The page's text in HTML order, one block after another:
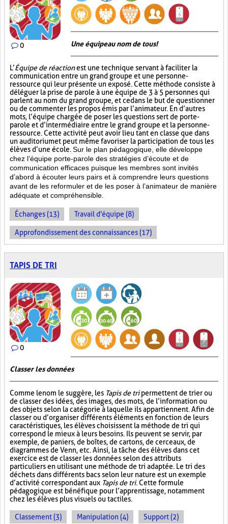
0 Une équipe au nom de tous!
L’Équipe de réactionest une technique servant à faciliter la
communication entre un grand groupe et une personne-
ressource qui leur présente un exposé. Cette méthode consiste à
déléguer la prise de parole à une équipe de 3 à 5 personnes qui
parlent au nom du grand groupe, et ce dans le but de questionner
ou de commenter les propos émis par l’animateur. En d’autres
mots, l’équipe chargée de poser les questions sert de porte-
parole et d’intermédiaire entre le grand groupe et la personne-
ressource. Cette activité peut avoir lieu tant en classe que dans
un auditorium et peut même favoriser la participation de tous les
élèves d’une école. Sur le plan pédagogique, elle développe
chez l’équipe porte-parole des stratégies d’écoute et de
communication efficaces puisque les membres sont invités
d’abord à écouter leurs pairs et à comprendre leurs questions
avant de les reformuler et de les poser à l’animateur de manière
adéquate et compréhensible.
Échanges (13) Travail d'équipe (8)
Approfondissement des connaissances (17)
TAPIS DE TRI
0
Classer les données
Comme le nom le suggère, les Tapis de tripermettent de trier ou
de classer des idées, des images, des mots, de l’information ou
des objets selon la catégorie à laquelle ils appartiennent. Afin de
classer ou d’organiser différents éléments en fonction de leurs
caractéristiques, les élèves choisissent la méthode de tri qui
correspond le mieux à leurs besoins. Ils peuvent se servir, par
exemple, de paniers, de boîtes, de cartons, de cerceaux, de
diagrammes de Venn, etc. Ainsi, la tâche des élèves dans cet
exercice est de classer les données selon des attributs
particuliers en utilisant une méthode de tri adaptée. Le tri des
déchets dans différents bacs selon leur nature est un exemple
d’activité correspondant aux Tapis de tri. Cette formule
pédagogique est bénéfique pour l’apprentissage, notamment
chez les élèves plus visuels ou tactiles.
Classement (3) Manipulation (4) Support (2)